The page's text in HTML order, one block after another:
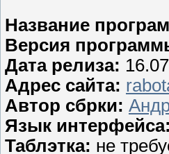
Название
Версия
Дата релиза:
Адрес сайта:
Автор сбрки:
Язык интерфейса:
Таблэтка: не